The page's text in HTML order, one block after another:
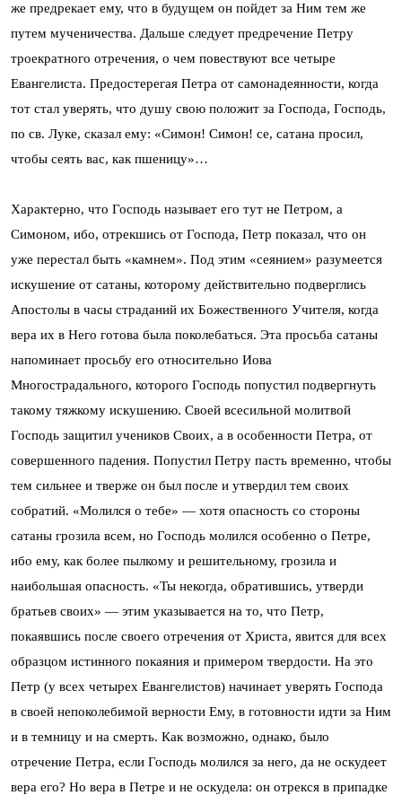
же предрекает ему, что в будущем он пойдет за Ним тем же
путем мученичества. Дальше следует предречение Петру
троекратного отречения, о чем повествуют все четыре
Евангелиста. Предостерегая Петра от самонадеянности, когда
тот стал уверять, что душу свою положит за Господа, Господь,
по св. Луке, сказал ему: «Симон! Симон! се, сатана просил,
чтобы сеять вас, как пшеницу»…
Характерно, что Господь называет его тут не Петром, а
Симоном, ибо, отрекшись от Господа, Петр показал, что он
уже перестал быть «камнем». Под этим «сеянием» разумеется
искушение от сатаны, которому действительно подверглись
Апостолы в часы страданий их Божественного Учителя, когда
вера их в Него готова была поколебаться. Эта просьба сатаны
напоминает просьбу его относительно Иова
Многострадального, которого Господь попустил подвергнуть
такому тяжкому искушению. Своей всесильной молитвой
Господь защитил учеников Своих, а в особенности Петра, от
совершенного падения. Попустил Петру пасть временно, чтобы
тем сильнее и тверже он был после и утвердил тем своих
собратий. «Молился о тебе» — хотя опасность со стороны
сатаны грозила всем, но Господь молился особенно о Петре,
ибо ему, как более пылкому и решительному, грозила и
наибольшая опасность. «Ты некогда, обратившись, утверди
братьев своих» — этим указывается на то, что Петр,
покаявшись после своего отречения от Христа, явится для всех
образцом истинного покаяния и примером твердости. На это
Петр (у всех четырех Евангелистов) начинает уверять Господа
в своей непоколебимой верности Ему, в готовности идти за Ним
и в темницу и на смерть. Как возможно, однако, было
отречение Петра, если Господь молился за него, да не оскудеет
вера его? Но вера в Петре и не оскудела: он отрекся в припадке